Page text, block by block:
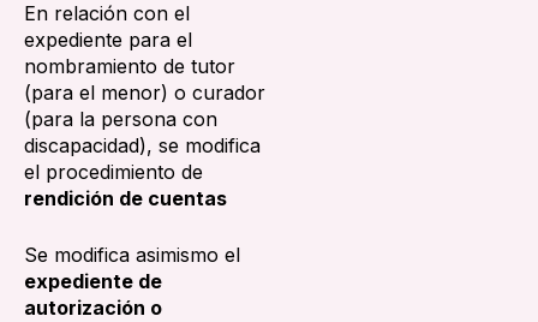
En relación con el
expediente para el
nombramiento de tutor
(para el menor) o curador
(para la persona con
discapacidad), se modifica
el procedimiento de
rendición de cuentas
Se modifica asimismo el
expediente de
autorización o